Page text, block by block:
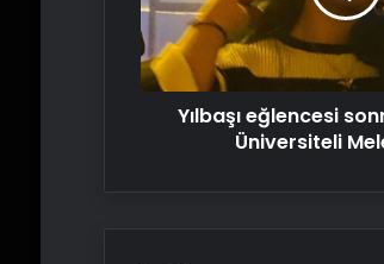
Melek
öldü!
Yılbaşı eğlencesi
Üniversiteli